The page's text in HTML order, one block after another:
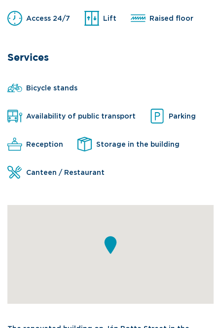
Access 24/7 Lift Raised floor
Services
Bicycle stands
Availability of public transport Parking
Reception Storage in the building
Canteen / Restaurant